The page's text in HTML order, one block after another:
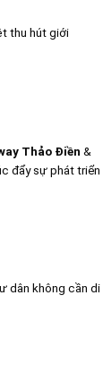
thu hút giới
Thảo Điền &
đẩy sự phát triển
dân không cần di